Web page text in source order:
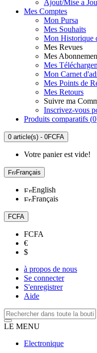
Ajout/Mise a
Mes Comptes
Mon Pursa
Mes Souhaits
Mon Historique
Mes Revues
Mes
Mes
Mon Carnet
Mes Points de
Mes Retours
Suivre ma
Inscrivez-vous
Produits comparatifs (0
0 article(s) - 0FCFA
Votre panier est vide!
Français
English
Français
FCFA
FCFA
€
$
à propos de nous
Se connecter
S'enregistrer
Aide
LE MENU
Electronique